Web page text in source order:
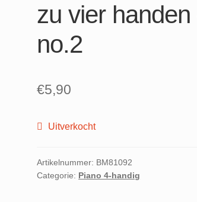
zu vier handen
no.2
€5,90
Uitverkocht
Artikelnummer: BM81092
Categorie: Piano 4-handig